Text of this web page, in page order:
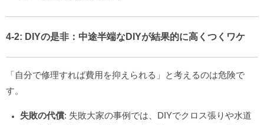
4-2: DIYの是非 ：中途半端なDIYが結果的に高くつく ワケ
「自分で修理すれば費用を抑えられる」と考えるのは危険で
す。
失敗の代償: 失敗大家の事例では、DIYでクロス張りや水道